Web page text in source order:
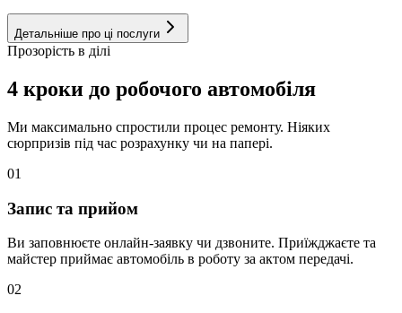
Детальніше про ці послуги
Прозорість в ділі
4 кроки до робочого автомобіля
Ми максимально спростили процес ремонту. Ніяких
сюрпризів під час розрахунку чи на папері.
01
Запис та прийом
Ви заповнюєте онлайн-заявку чи дзвоните. Приїжджаєте та
майстер приймає автомобіль в роботу за актом передачі.
02